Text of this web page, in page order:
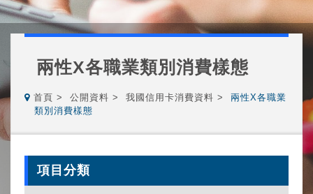
兩性X各職業類別消費樣態
首頁 公開資料 我國信用卡消費資料
兩性X各職業
類別消費樣態
項目分類